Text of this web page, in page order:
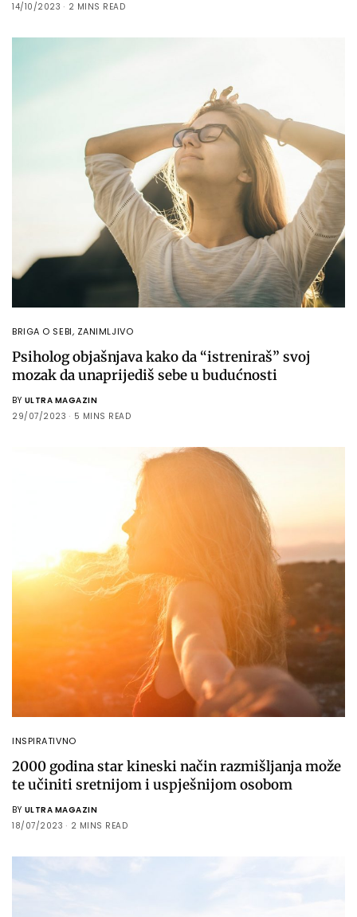
14/10/2023
2 MINS READ
BRIGA O SEBI, ZANIMLJIVO
Psiholog objašnjava kako da “istreniraš” svoj
mozak da unaprijediš sebe u budućnosti
BY ULTRA MAGAZIN
29/07/2023
5 MINS READ
INSPIRATIVNO
2000 godina star kineski način razmišljanja može
te učiniti sretnijom i uspješnijom osobom
BY ULTRA MAGAZIN
18/07/2023
2 MINS READ